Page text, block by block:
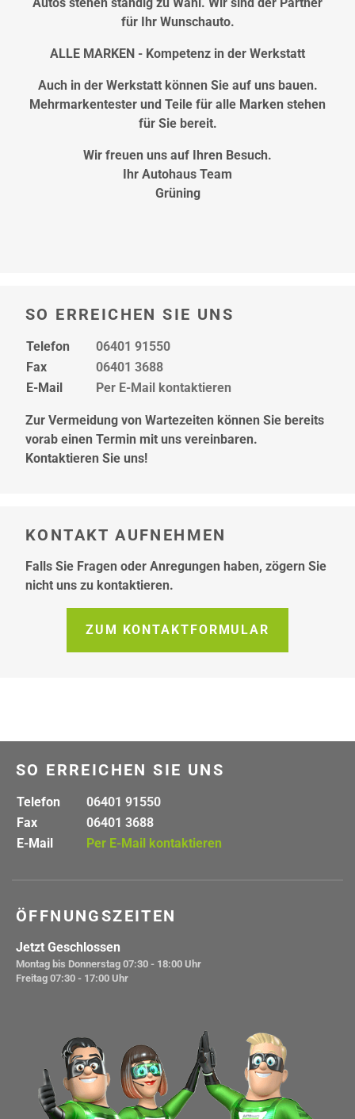
für Ihr Wunschauto.
ALLE MARKEN - Kompetenz in der Werkstatt
Auch in der Werkstatt können Sie auf uns bauen.
Mehrmarkentester und Teile für alle Marken stehen
für Sie bereit.
Wir freuen uns auf Ihren Besuch.
Ihr Autohaus Team
Grüning
SO ERREICHEN SIE UNS
Telefon
06401 91550
Fax
06401 3688
E-Mail
Per E-Mail kontaktieren
Zur Vermeidung von Wartezeiten können Sie bereits
vorab einen Termin mit uns vereinbaren.
Kontaktieren Sie uns!
KONTAKT AUFNEHMEN
Falls Sie Fragen oder Anregungen haben, zögern Sie
nicht uns zu kontaktieren.
ZUM KONTAKTFORMULAR
SO ERREICHEN SIE UNS
Telefon
06401 91550
Fax
06401 3688
E-Mail
Per E-Mail kontaktieren
ÖFFNUNGSZEITEN
Jetzt Geschlossen
Montag bis Donnerstag 07:30 - 18:00 Uhr
Freitag 07:30 - 17:00 Uhr